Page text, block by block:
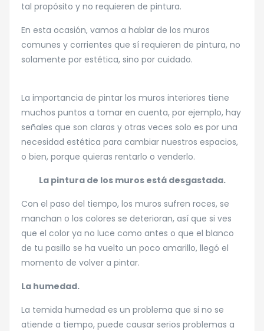
tal propósito y no requieren de pintura.
En esta ocasión, vamos a hablar de los muros
comunes y corrientes que sí requieren de pintura, no
solamente por estética, sino por cuidado.
La importancia de pintar los muros interiores tiene
muchos puntos a tomar en cuenta, por ejemplo, hay
señales que son claras y otras veces solo es por una
necesidad estética para cambiar nuestros espacios,
o bien, porque quieras rentarlo o venderlo.
La pintura de los muros está desgastada.
Con el paso del tiempo, los muros sufren roces, se
manchan o los colores se deterioran, así que si ves
que el color ya no luce como antes o que el blanco
de tu pasillo se ha vuelto un poco amarillo, llegó el
momento de volver a pintar.
La humedad.
La temida humedad es un problema que si no se
atiende a tiempo, puede causar serios problemas a